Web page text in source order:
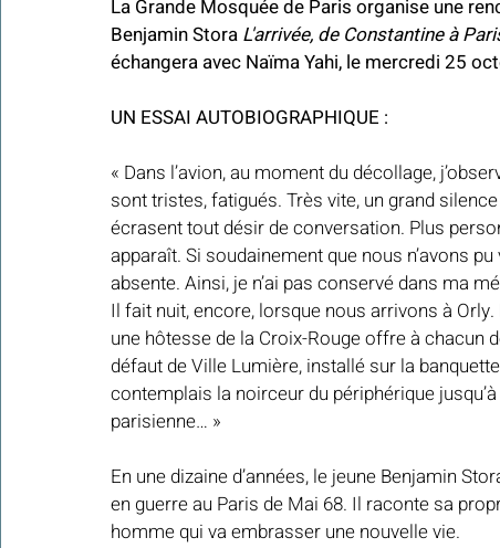
La Grande Mosquée de Paris organise une
Benjamin Stora L'arrivée, de Constantine à
échangera avec Naïma Yahi, le mercredi 25
UN ESSAI AUTOBIOGRAPHIQUE :
« Dans l’avion, au moment du décollage,
sont tristes, fatigués. Très vite, un grand
écrasent tout désir de conversation. Plus
apparaît. Si soudainement que nous n’avons
absente. Ainsi, je n’ai pas conservé dans ma
Il fait nuit, encore, lorsque nous arrivons à
une hôtesse de la Croix-Rouge offre à chacun
défaut de Ville Lumière, installé sur la
contemplais la noirceur du périphérique
parisienne… »
En une dizaine d’années, le jeune Benjamin
en guerre au Paris de Mai 68. Il raconte sa
homme qui va embrasser une nouvelle vie.